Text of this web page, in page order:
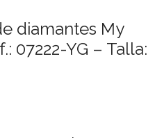
diamantes My
07222-YG – Talla: